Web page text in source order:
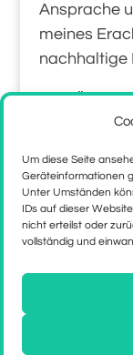
Um diese Seite
Geräteinformationen
Unter Umständen
IDs auf dieser
nicht erteilst oder
vollständig und
Ansprache
meines
nachhaltige
Eine
Auswahl an
ein
Gespräch,
oder gern